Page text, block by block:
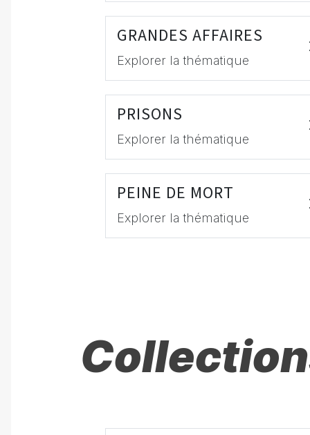
GRANDES AFFAIRES
Explorer la thématique
PRISONS
Explorer la thématique
PEINE DE MORT
Explorer la thématique